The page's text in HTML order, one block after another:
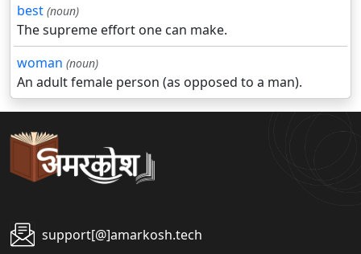
best (noun)
The supreme effort one can make.
woman (noun)
An adult female person (as opposed to a man).
support[@]amarkosh.tech